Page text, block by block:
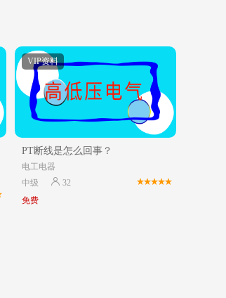
VIP资料
PT断线是怎么回事？
电工电器
中级
32
免费